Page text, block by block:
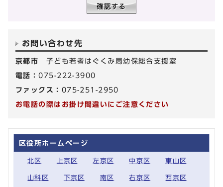
お問い合わせ先
京都市 子ども若者はぐくみ局幼保総合支援室
電話：075-222-3900
ファックス： 075-251-2950
お電話の際はお掛け間違いにご注意ください
区役所ホームページ
北区 上京区 左京区 中京区 東山区
山科区 下京区 南区 右京区 西京区